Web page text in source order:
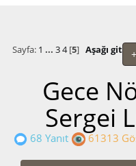
+
Sayfa: 1 ... 3 4[5] Aşağı git
Gece
Sergei
68 Yanıt 61313